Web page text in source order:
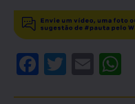
Facebook
Twitter